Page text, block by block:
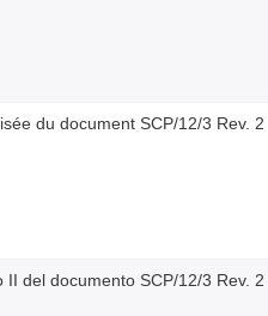
du document SCP/12/3 Rev. 2
del documento SCP/12/3 Rev. 2